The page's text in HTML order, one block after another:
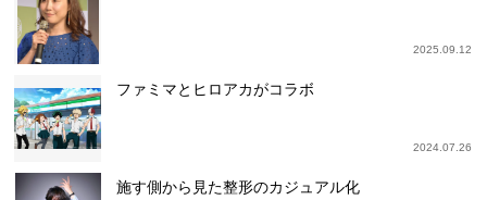
2025.09.12
ファミマとヒロアカがコラボ
2024.07.26
施す側から見た整形のカジュアル化